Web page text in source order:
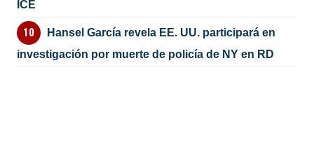
ICE
Hansel García revela EE. UU. participará en
investigación por muerte de policía de NY en RD